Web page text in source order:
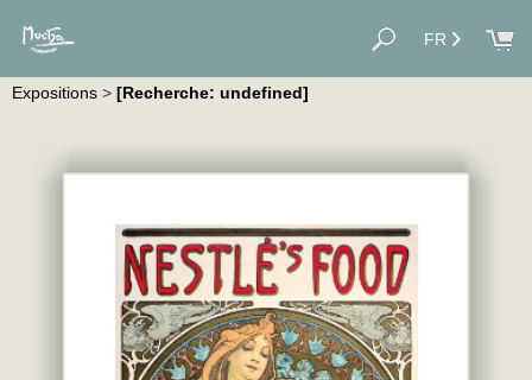
FR
Expositions > [Recherche: undefined]